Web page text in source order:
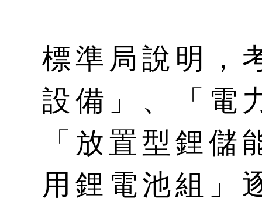
標準局說明，
設備」、「電
「放置型鋰儲
用鋰電池組」